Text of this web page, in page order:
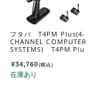
フタバ T4PM Plus(4-
CHANNEL COMPUTER
SYSTEMS) T4PM Plu
E x2 035906
¥34,760 (税込)